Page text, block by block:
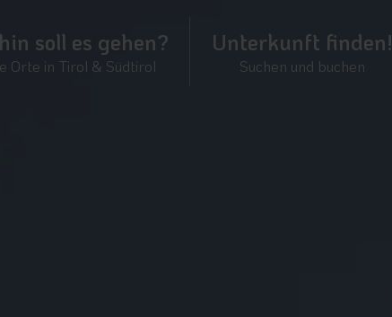
soll es gehen?
Orte in Tirol & Südtirol
Unterkunft finden!
Suchen und buchen